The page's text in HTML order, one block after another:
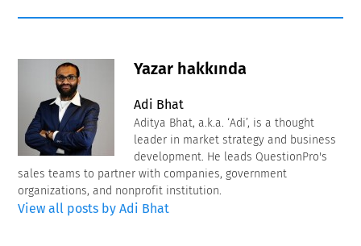
Yazar hakkında
Adi Bhat
Aditya Bhat, a.k.a. ‘Adi’, is a thought
leader in market strategy and business
development. He leads QuestionPro's
sales teams to partner with companies, government
organizations, and nonprofit institution.
View all posts by Adi Bhat